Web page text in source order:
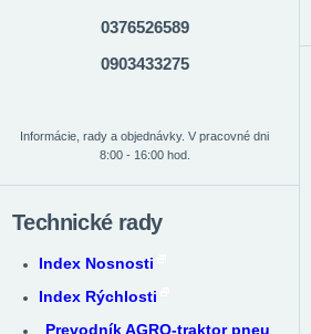
0376526589
0903433275
Informácie, rady a objednávky. V pracovné dni
8:00 - 16:00 hod.
Technické rady
Index Nosnosti
Index Rýchlosti
Prevodník AGRO-traktor pneu